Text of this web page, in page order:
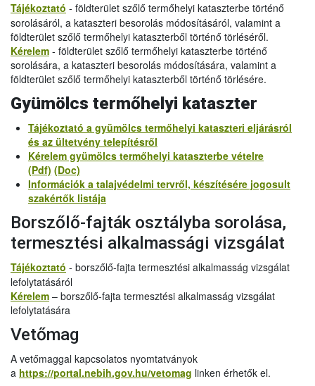
Tájékoztató - földterület szőlő termőhelyi kataszterbe történő
sorolásáról, a kataszteri besorolás módosításáról, valamint a
földterület szőlő termőhelyi kataszterből történő törléséről.
Kérelem - földterület szőlő termőhelyi kataszterbe történő
sorolására, a kataszteri besorolás módosítására, valamint a
földterület szőlő termőhelyi kataszterből történő törlésére.
Gyümölcs termőhelyi kataszter
Tájékoztató a gyümölcs termőhelyi kataszteri eljárásról
és az ültetvény telepítésről
Kérelem gyümölcs termőhelyi kataszterbe vételre
(Pdf) (Doc)
Információk a talajvédelmi tervről, készítésére jogosult
szakértők listája
Borszőlő-fajták osztályba sorolása,
termesztési alkalmassági vizsgálat
Tájékoztató - borszőlő-fajta termesztési alkalmasság vizsgálat
lefolytatásáról
Kérelem – borszőlő-fajta termesztési alkalmasság vizsgálat
lefolytatására
Vetőmag
A vetőmaggal kapcsolatos nyomtatványok
a https://portal.nebih.gov.hu/vetomag linken érhetők el.